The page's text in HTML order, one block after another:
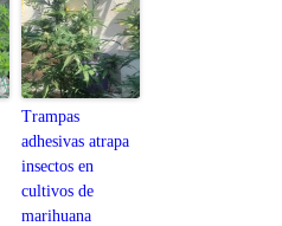
Trampas
adhesivas atrapa
insectos en
cultivos de
marihuana